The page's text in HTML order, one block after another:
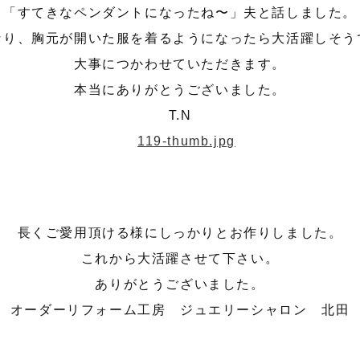
「すてきなペンダントになったね〜」夫と話しました。
り、胸元が開いた服を着るようになったら大活躍しそう
大事につかわせていただきます。
本当にありがとうございました。
T.N
長くご愛用頂ける様にしっかりとお作りしました。
これから大活躍させて下さい。
ありがとうございました。
オーダーリフォーム工房 ジュエリーシャロン 北田